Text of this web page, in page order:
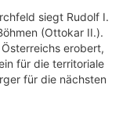
siegt Rudolf I.
(Ottokar II.).
erobert,
für die territoriale
für die nächsten